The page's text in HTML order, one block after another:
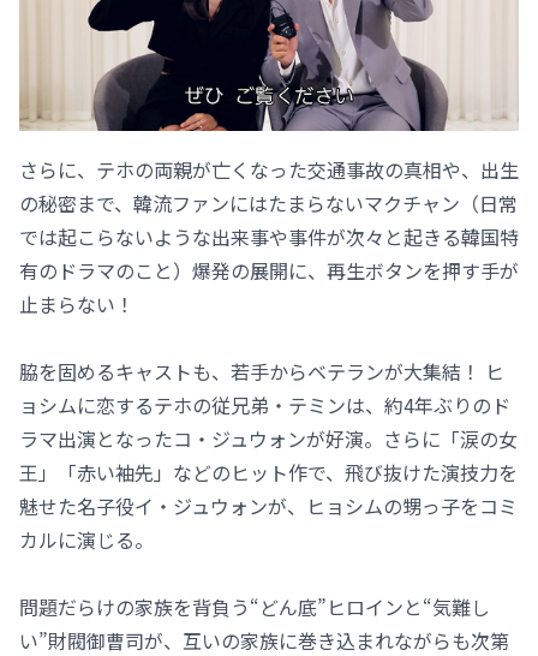
さらに、テホの両親が亡くなった交通事故の真相や、出生
の秘密まで、韓流ファンにはたまらないマクチャン（日常
では起こらないような出来事や事件が次々と起きる韓国特
有のドラマのこと）爆発の展開に、再生ボタンを押す手が
止まらない！
脇を固めるキャストも、若手からベテランが大集結！ ヒ
ョシムに恋するテホの従兄弟・テミンは、約4年ぶりのド
ラマ出演となったコ・ジュウォンが好演。さらに「涙の女
王」「赤い袖先」などのヒット作で、飛び抜けた演技力を
魅せた名子役イ・ジュウォンが、ヒョシムの甥っ子をコミ
カルに演じる。
問題だらけの家族を背負う“どん底”ヒロインと“気難し
い”財閥御曹司が、互いの家族に巻き込まれながらも次第